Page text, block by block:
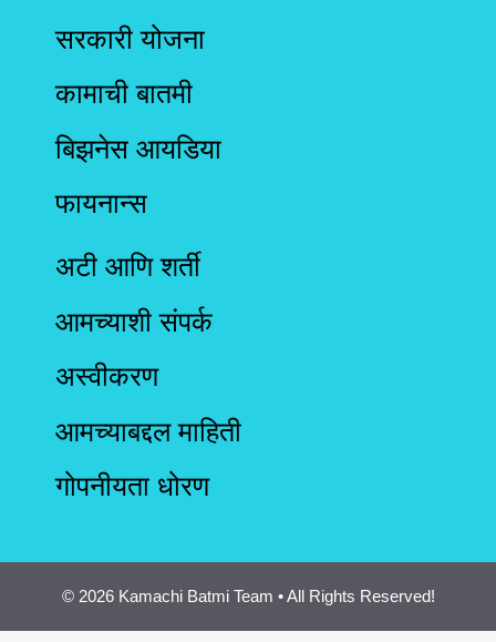
सरकारी योजना
कामाची बातमी
बिझनेस आयडिया
फायनान्स
अटी आणि शर्ती
आमच्याशी संपर्क
अस्वीकरण
आमच्याबद्दल माहिती
गोपनीयता धोरण
© 2026 Kamachi Batmi Team • All Rights Reserved!